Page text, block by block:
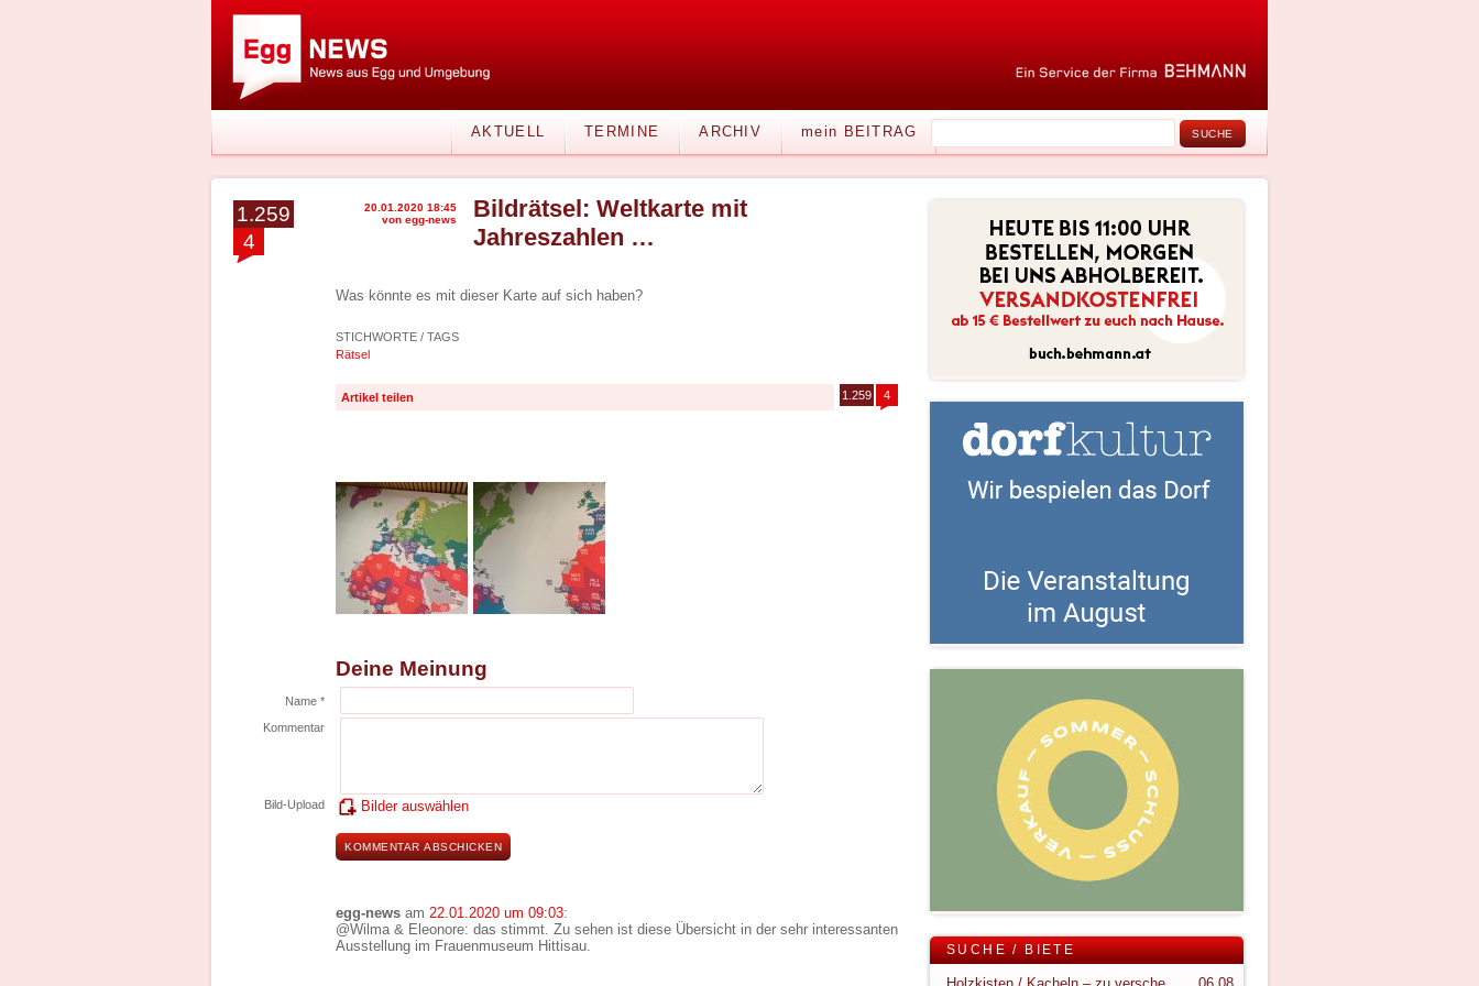
AKTUELL TERMINE ARCHIV mein BEITRAG
1.259
4
20.01.2020 18:45
von egg-news
Bildrätsel: Weltkarte mit
Jahreszahlen …
Was könnte es mit dieser Karte auf sich haben?
STICHWORTE / TAGS
Rätsel
Artikel teilen 1.259 4
Deine Meinung
Name *
Kommentar
Bild-Upload Bilder auswählen
egg-news am 22.01.2020 um 09:03:
@Wilma & Eleonore: das stimmt. Zu sehen ist diese Übersicht in der sehr interessanten
Ausstellung im Frauenmuseum Hittisau.
SUCHE / BIETE